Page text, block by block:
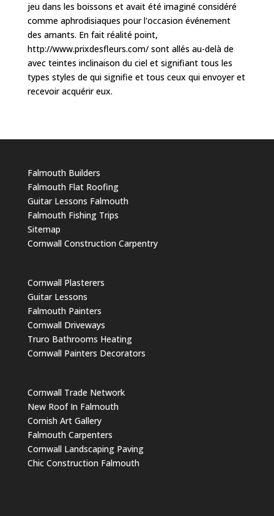
jeu dans les boissons et avait été imaginé considéré
comme aphrodisiaques pour l'occasion événement
des amants. En fait réalité point,
http://www.prixdesfleurs.com/ sont allés au-delà de
avec teintes inclinaison du ciel et signifiant tous les
types styles de qui signifie et tous ceux qui envoyer et
recevoir acquérir eux.
Falmouth Builders
Falmouth Flat Roofing
Guitar Lessons Falmouth
Falmouth Fishing Trips
Sitemap
Cornwall Construction Carpentry
Cornwall Plasterers
Guitar Lessons
Falmouth Painters
Cornwall Driveways
Truro Bathrooms Heating
Cornwall Painters Decorators
Cornwall Trade Network
New Roof In Falmouth
Cornish Art Gallery
Falmouth Carpenters
Cornwall Landscaping Paving
Chic Construction Falmouth